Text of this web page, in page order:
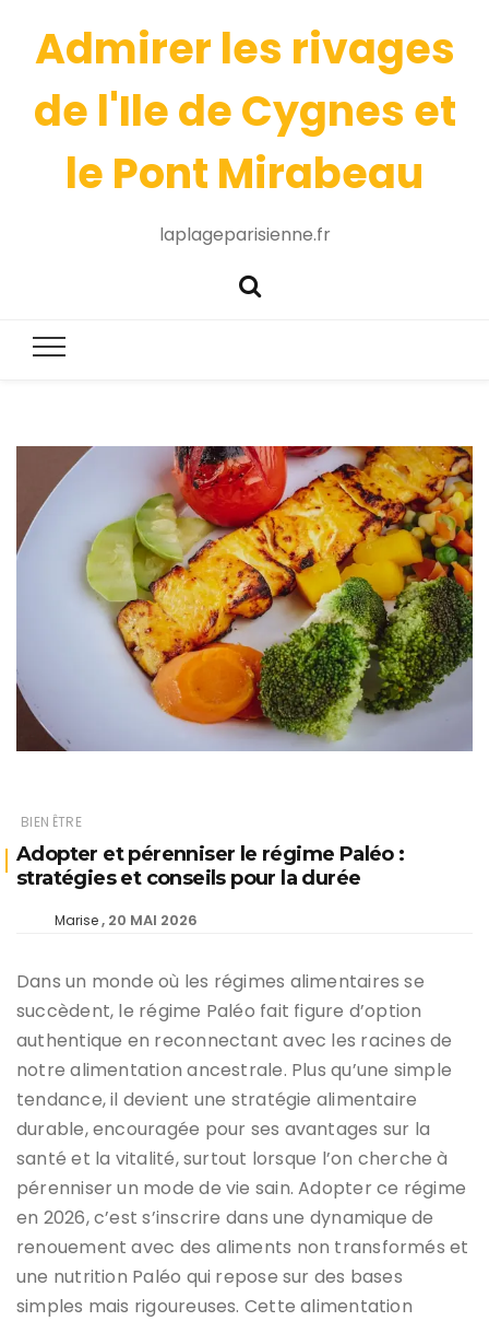
Admirer les rivages
de l'Ile de Cygnes et
le Pont Mirabeau
laplageparisienne.fr
BIEN ÊTRE
Adopter et pérenniser le régime Paléo :
stratégies et conseils pour la durée
Marise 20 MAI 2026
Dans un monde où les régimes alimentaires se
succèdent, le régime Paléo fait figure d’option
authentique en reconnectant avec les racines de
notre alimentation ancestrale. Plus qu’une simple
tendance, il devient une stratégie alimentaire
durable, encouragée pour ses avantages sur la
santé et la vitalité, surtout lorsque l’on cherche à
pérenniser un mode de vie sain. Adopter ce régime
en 2026, c’est s’inscrire dans une dynamique de
renouement avec des aliments non transformés et
une nutrition Paléo qui repose sur des bases
simples mais rigoureuses. Cette alimentation